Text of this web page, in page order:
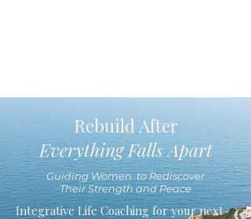
Rebuild After
Everything Falls Apart
Guiding Women to Rediscover
Their Strength and Peace
Integrative Life Coaching for your next